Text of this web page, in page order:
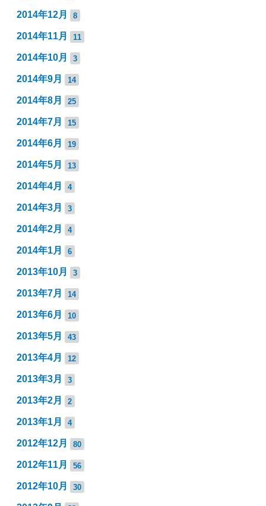
2014年12月 8
2014年11月 11
2014年10月 3
2014年9月 14
2014年8月 25
2014年7月 15
2014年6月 19
2014年5月 13
2014年4月 4
2014年3月 3
2014年2月 4
2014年1月 6
2013年10月 3
2013年7月 14
2013年6月 10
2013年5月 43
2013年4月 12
2013年3月 3
2013年2月 2
2013年1月 4
2012年12月 80
2012年11月 56
2012年10月 30